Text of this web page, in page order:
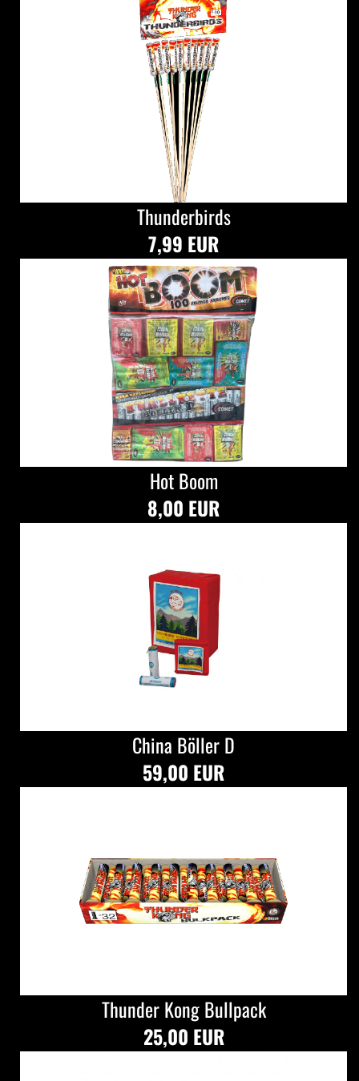
Thunderbirds
7,99 EUR
Hot Boom
8,00 EUR
China Böller D
59,00 EUR
Thunder Kong Bullpack
25,00 EUR